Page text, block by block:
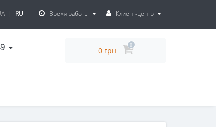
| RU Время работы Клиент-центр
0 грн
0